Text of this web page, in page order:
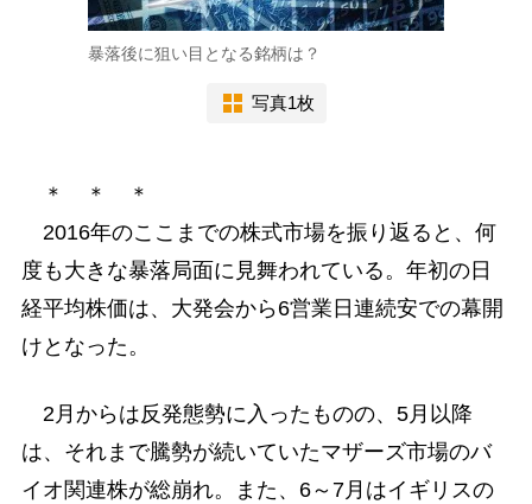
暴落後に狙い目となる銘柄は？
写真1枚
＊ ＊ ＊
2016年のここまでの株式市場を振り返ると、何
度も大きな暴落局面に見舞われている。年初の日
経平均株価は、大発会から6営業日連続安での幕開
けとなった。
2月からは反発態勢に入ったものの、5月以降
は、それまで騰勢が続いていたマザーズ市場のバ
イオ関連株が総崩れ。また、6～7月はイギリスの